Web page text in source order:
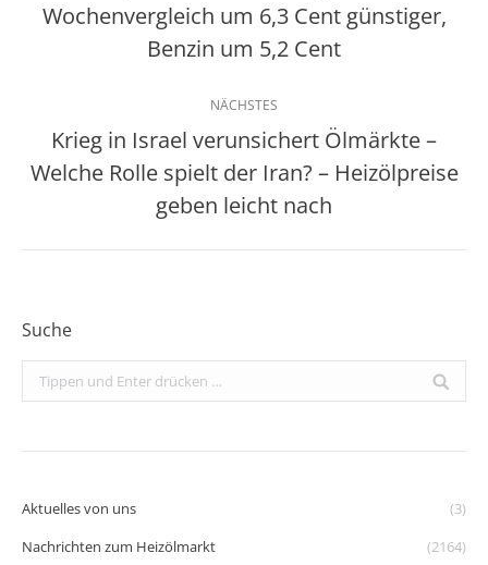
Vorheriger
Beitrag:
Wochenvergleich um 6,3 Cent günstiger,
Benzin um 5,2 Cent
NÄCHSTES
Nächster
Beitrag:
Krieg in Israel verunsichert Ölmärkte –
Welche Rolle spielt der Iran? – Heizölpreise
geben leicht nach
Suche
Search:
Aktuelles von uns
(3)
Nachrichten zum Heizölmarkt
(2164)